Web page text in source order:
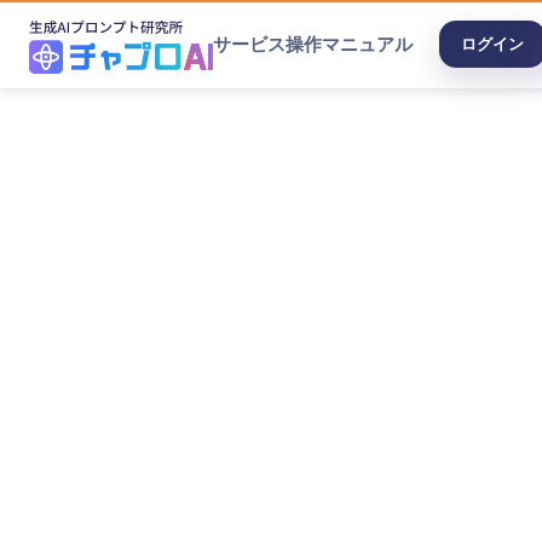
サービス操作マニュアル ログイン